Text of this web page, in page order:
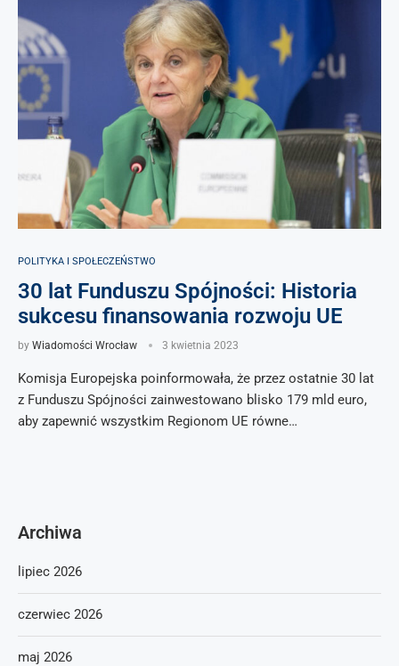
POLITYKA I SPOŁECZEŃSTWO
30 lat Funduszu Spójności: Historia
sukcesu finansowania rozwoju UE
by Wiadomości Wrocław 3 kwietnia 2023
Komisja Europejska poinformowała, że przez ostatnie 30 lat
z Funduszu Spójności zainwestowano blisko 179 mld euro,
aby zapewnić wszystkim Regionom UE równe…
Archiwa
lipiec 2026
czerwiec 2026
maj 2026